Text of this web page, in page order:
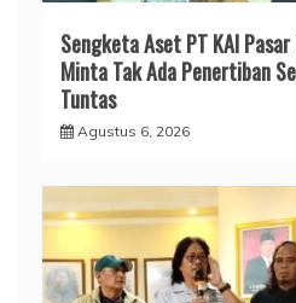
Sengketa Aset PT KAI Pasar
Minta Tak Ada Penertiban
Tuntas
Agustus 6, 2026